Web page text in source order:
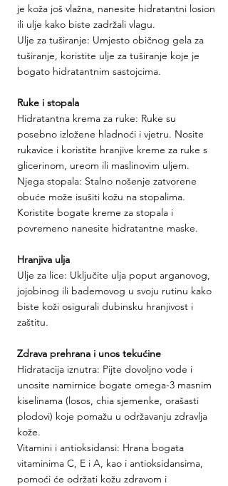
je koža još vlažna, nanesite hidratantni losion
ili ulje kako biste zadržali vlagu.
Ulje za tuširanje: Umjesto običnog gela za
tuširanje, koristite ulje za tuširanje koje je
bogato hidratantnim sastojcima.
Ruke i stopala
Hidratantna krema za ruke: Ruke su
posebno izložene hladnoći i vjetru. Nosite
rukavice i koristite hranjive kreme za ruke s
glicerinom, ureom ili maslinovim uljem.
Njega stopala: Stalno nošenje zatvorene
obuće može isušiti kožu na stopalima.
Koristite bogate kreme za stopala i
povremeno nanesite hidratantne maske.
Hranjiva ulja
Ulje za lice: Uključite ulja poput arganovog,
jojobinog ili bademovog u svoju rutinu kako
biste koži osigurali dubinsku hranjivost i
zaštitu.
Zdrava prehrana i unos tekućine
Hidratacija iznutra: Pijte dovoljno vode i
unosite namirnice bogate omega-3 masnim
kiselinama (losos, chia sjemenke, orašasti
plodovi) koje pomažu u održavanju zdravlja
kože.
Vitamini i antioksidansi: Hrana bogata
vitaminima C, E i A, kao i antioksidansima,
pomoći će održati kožu zdravom i